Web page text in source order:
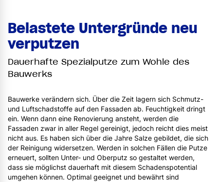
Belastete Untergründe neu
verputzen
Dauerhafte Spezialputze zum Wohle des
Bauwerks
Bauwerke verändern sich. Über die Zeit lagern sich Schmutz-
und Luftschadstoffe auf den Fassaden ab. Feuchtigkeit dringt
ein. Wenn dann eine Renovierung ansteht, werden die
Fassaden zwar in aller Regel gereinigt, jedoch reicht dies meist
nicht aus. Es haben sich über die Jahre Salze gebildet, die sich
der Reinigung widersetzen. Werden in solchen Fällen die Putze
erneuert, sollten Unter- und Oberputz so gestaltet werden,
dass sie möglichst dauerhaft mit diesem Schadenspotential
umgehen können. Optimal geeignet und bewährt sind